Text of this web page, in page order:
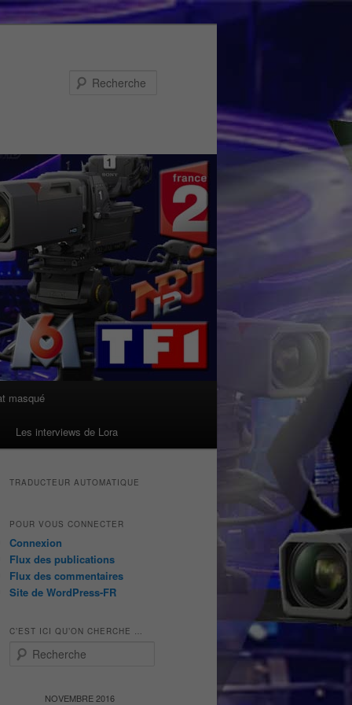
masqué
Les interviews de Lora
TRADUCTEUR AUTOMATIQUE
POUR VOUS CONNECTER
Connexion
Flux des publications
Flux des commentaires
Site de WordPress-FR
C’EST ICI QU’ON CHERCHE …
NOVEMBRE 2016